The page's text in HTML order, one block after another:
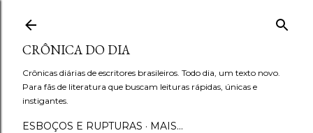
CRÔNICA DO DIA
Crônicas diárias de escritores brasileiros. Todo dia, um texto novo.
Para fãs de literatura que buscam leituras rápidas, únicas e
instigantes.
ESBOÇOS E RUPTURAS MAIS…